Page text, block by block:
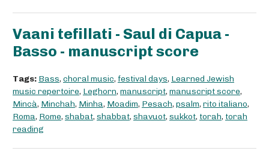
Vaani tefillati - Saul di Capua -
Basso - manuscript score
Tags: Bass, choral music, festival days, Learned Jewish
music repertoire, Leghorn, manuscript, manuscript score,
Mincà, Minchah, Minha, Moadim, Pesach, psalm, rito italiano,
Roma, Rome, shabat, shabbat, shavuot, sukkot, torah, torah
reading